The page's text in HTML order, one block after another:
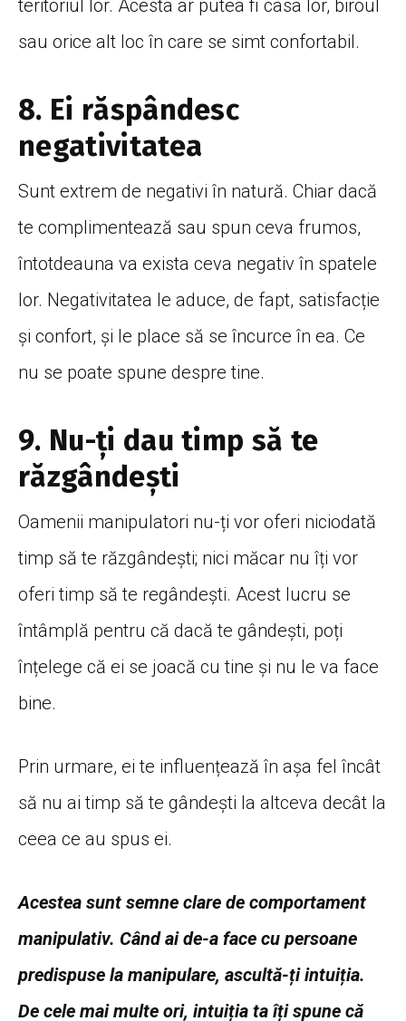
teritoriul lor. Acesta ar putea fi casa lor, biroul
sau orice alt loc în care se simt confortabil.
8. Ei răspândesc
negativitatea
Sunt extrem de negativi în natură. Chiar dacă
te complimentează sau spun ceva frumos,
întotdeauna va exista ceva negativ în spatele
lor. Negativitatea le aduce, de fapt, satisfacție
și confort, și le place să se încurce în ea. Ce
nu se poate spune despre tine.
9. Nu-ți dau timp să te
răzgândești
Oamenii manipulatori nu-ți vor oferi niciodată
timp să te răzgândești; nici măcar nu îți vor
oferi timp să te regândești. Acest lucru se
întâmplă pentru că dacă te gândești, poți
înțelege că ei se joacă cu tine și nu le va face
bine.
Prin urmare, ei te influențează în așa fel încât
să nu ai timp să te gândești la altceva decât la
ceea ce au spus ei.
Acestea sunt semne clare de comportament
manipulativ. Când ai de-a face cu persoane
predispuse la manipulare, ascultă-ți intuiția.
De cele mai multe ori, intuiția ta îți spune că